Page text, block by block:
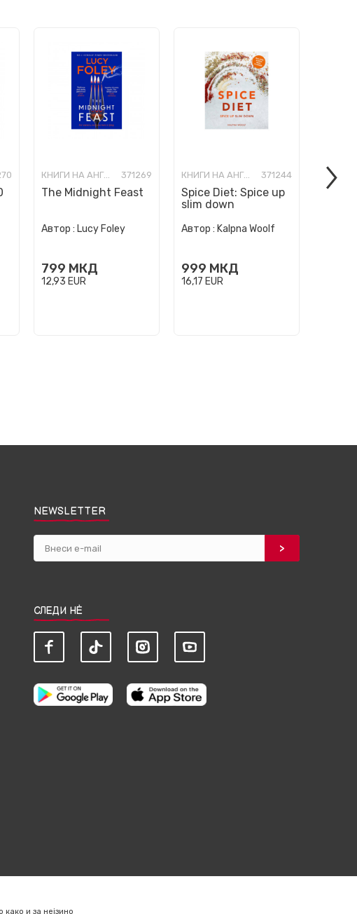
КНИГИ НА АНГЛИСКИ ЈАЗИК 371269
The Midnight Feast
Автор : Lucy Foley
799 МКД
12,93 EUR
КНИГИ НА АНГЛИСКИ ЈАЗИК 371244
Spice Diet: Spice up
slim down
Автор : Kalpna Woolf
999 МКД
16,17 EUR
How
NEWSLETTER
СЛЕДИ НЀ
и за нејзино